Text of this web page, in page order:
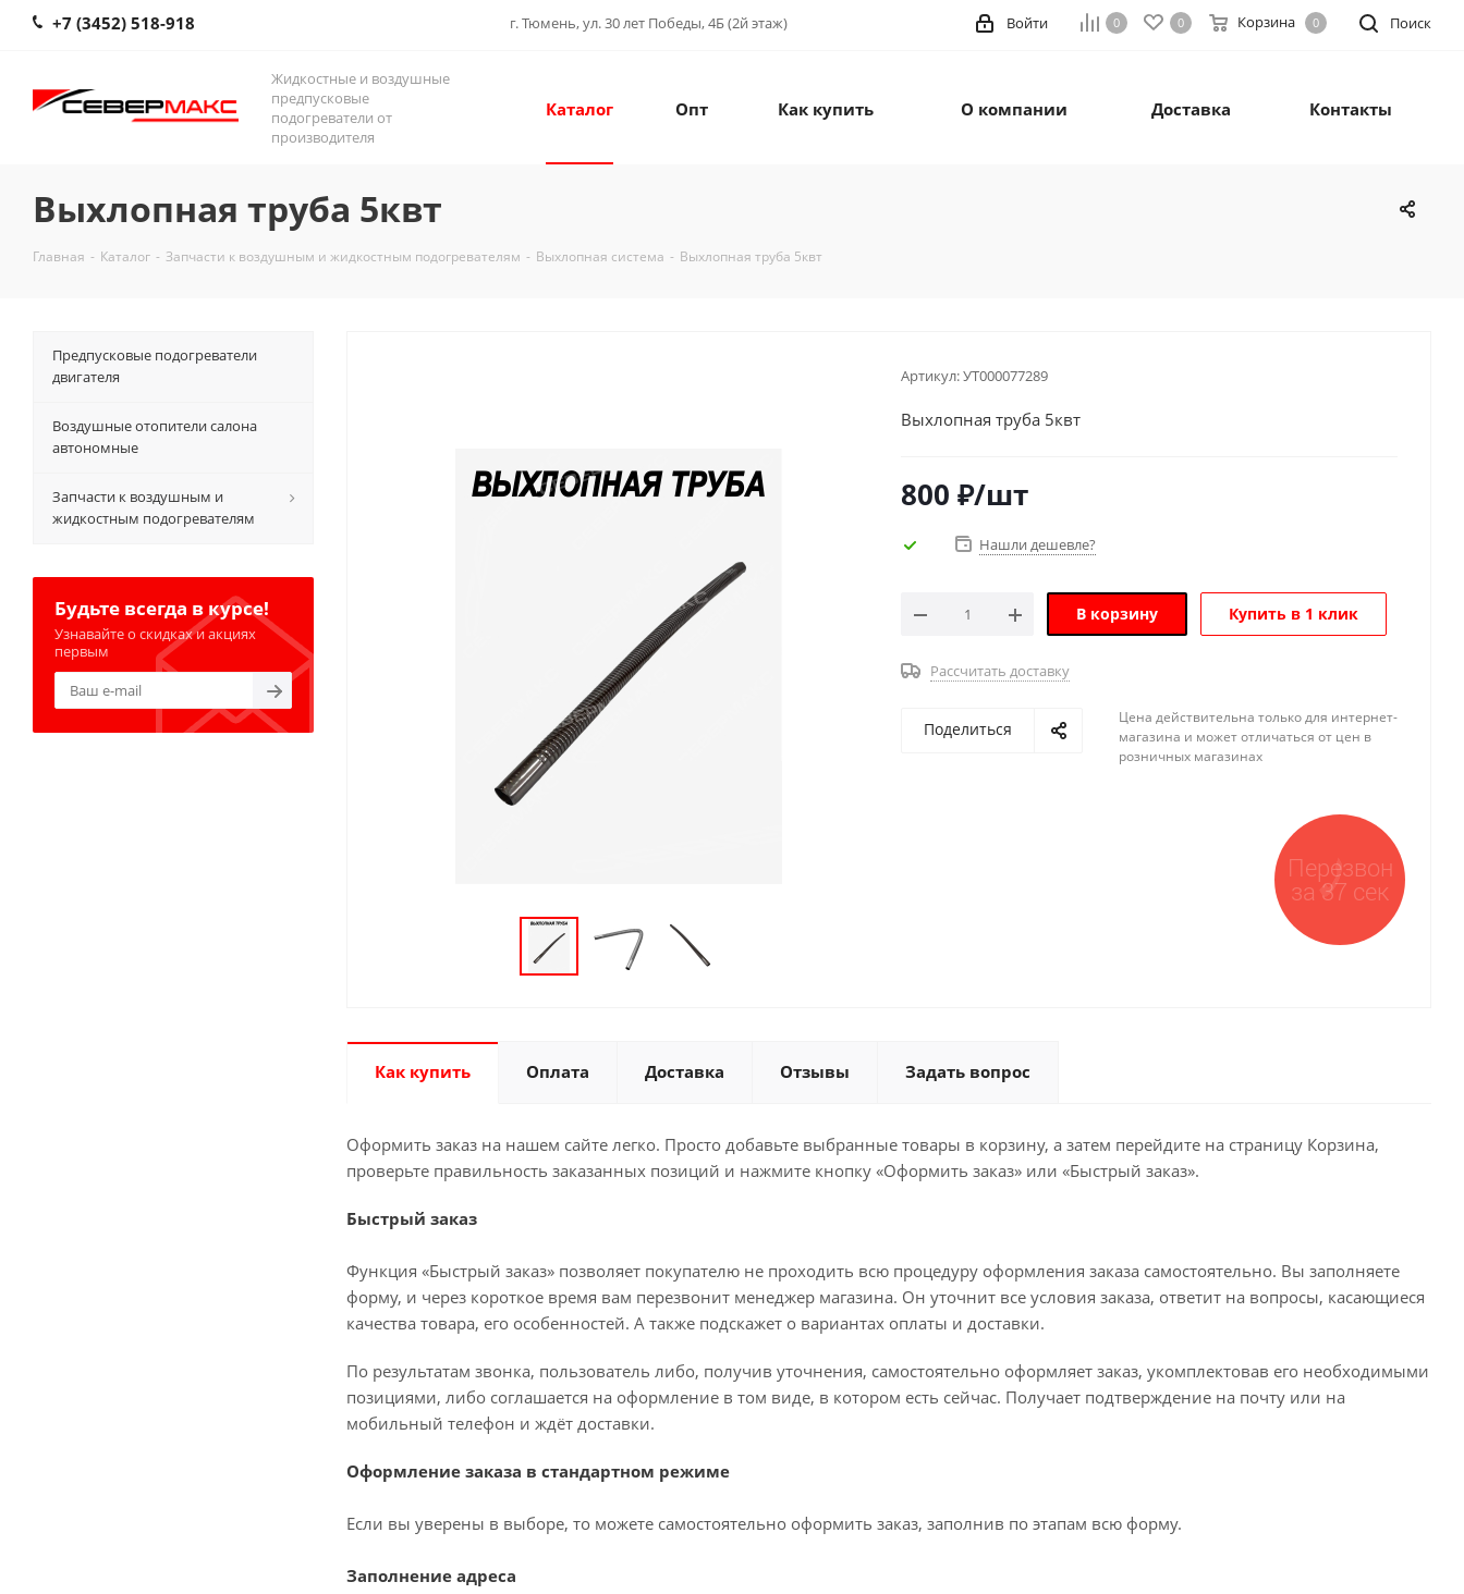
+7 (3452) 518-918 г. Тюмень, ул. 30 лет Победы, 4Б (2й этаж) Поиск
0 0 Корзина 0
Войти
Жидкостные и воздушные
предпусковые
подогреватели от
производителя
Каталог Опт Как купить О компании Доставка Контакты
Выхлопная труба 5квт
Главная - Каталог - Запчасти к воздушным и жидкостным подогревателям - Выхлопная система - Выхлопная труба 5квт
Артикул:УТ000077289
Выхлопная труба 5квт
800 ₽/шт
Нашли дешевле?
В корзину Купить в 1 клик
Рассчитать доставку
Поделиться
Цена действительна только для интернет-
магазина и может отличаться от цен в
розничных магазинах
Как купить Оплата Доставка Отзывы Задать вопрос
Оформить заказ на нашем сайте легко. Просто добавьте выбранные товары в корзину, а затем перейдите на страницу Корзина,
проверьте правильность заказанных позиций и нажмите кнопку «Оформить заказ» или «Быстрый заказ».
Быстрый заказ
Функция «Быстрый заказ» позволяет покупателю не проходить всю процедуру оформления заказа самостоятельно. Вы заполняете
форму, и через короткое время вам перезвонит менеджер магазина. Он уточнит все условия заказа, ответит на вопросы, касающиеся
качества товара, его особенностей. А также подскажет о вариантах оплаты и доставки.
По результатам звонка, пользователь либо, получив уточнения, самостоятельно оформляет заказ, укомплектовав его необходимыми
позициями, либо соглашается на оформление в том виде, в котором есть сейчас. Получает подтверждение на почту или на
мобильный телефон и ждёт доставки.
Оформление заказа в стандартном режиме
Если вы уверены в выборе, то можете самостоятельно оформить заказ, заполнив по этапам всю форму.
Заполнение адреса
Предпусковые подогреватели
двигателя
Воздушные отопители салона
автономные
Запчасти к воздушным и
жидкостным подогревателям
Будьте всегда в курсе!
Узнавайте о скидках и акциях
первым
Перезвон
за 37 сек